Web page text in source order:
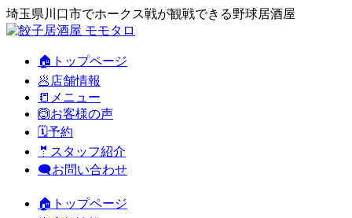
埼玉県川口市でホークス戦が観戦できる野球居酒屋
🏠トップページ
🥟店舗情報
📒メニュー
🙆お客様の声
🗓️予約
🤵スタッフ紹介
🗨️お問い合わせ
🏠トップページ